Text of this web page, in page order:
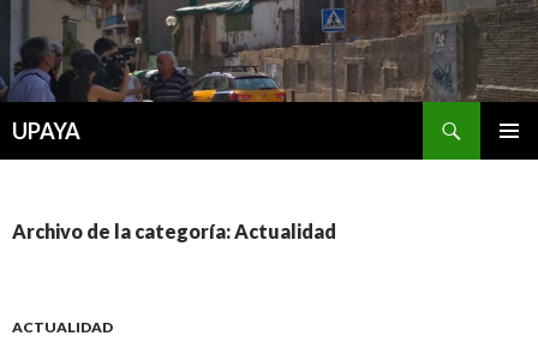
UPAYA
Archivo de la categoría: Actualidad
ACTUALIDAD